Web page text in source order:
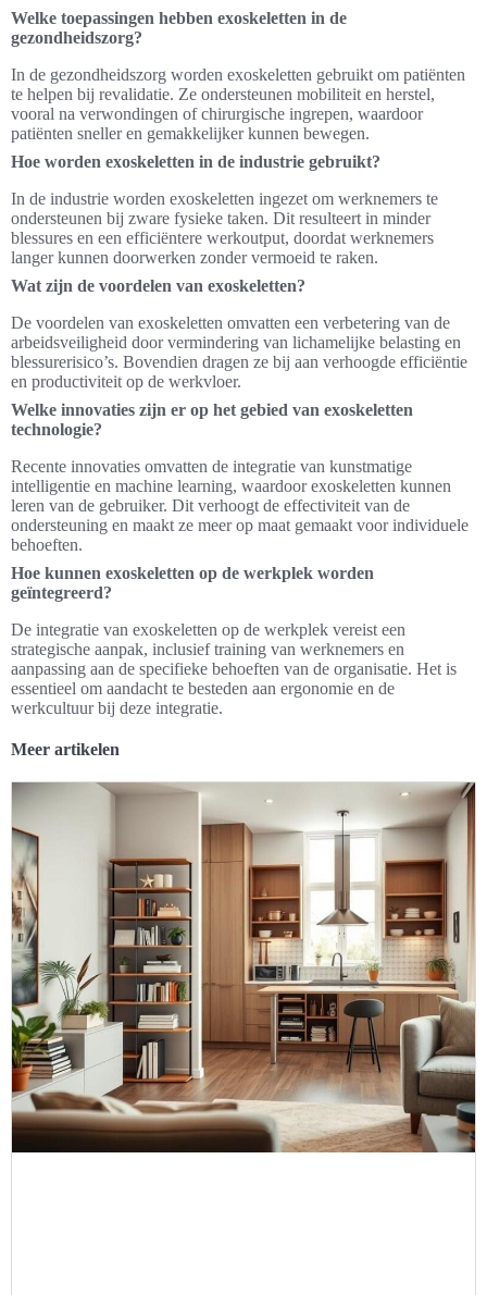
Welke toepassingen hebben exoskeletten in de
gezondheidszorg?
In de gezondheidszorg worden exoskeletten gebruikt om patiënten
te helpen bij revalidatie. Ze ondersteunen mobiliteit en herstel,
vooral na verwondingen of chirurgische ingrepen, waardoor
patiënten sneller en gemakkelijker kunnen bewegen.
Hoe worden exoskeletten in de industrie gebruikt?
In de industrie worden exoskeletten ingezet om werknemers te
ondersteunen bij zware fysieke taken. Dit resulteert in minder
blessures en een efficiëntere werkoutput, doordat werknemers
langer kunnen doorwerken zonder vermoeid te raken.
Wat zijn de voordelen van exoskeletten?
De voordelen van exoskeletten omvatten een verbetering van de
arbeidsveiligheid door vermindering van lichamelijke belasting en
blessurerisico’s. Bovendien dragen ze bij aan verhoogde efficiëntie
en productiviteit op de werkvloer.
Welke innovaties zijn er op het gebied van exoskeletten
technologie?
Recente innovaties omvatten de integratie van kunstmatige
intelligentie en machine learning, waardoor exoskeletten kunnen
leren van de gebruiker. Dit verhoogt de effectiviteit van de
ondersteuning en maakt ze meer op maat gemaakt voor individuele
behoeften.
Hoe kunnen exoskeletten op de werkplek worden
geïntegreerd?
De integratie van exoskeletten op de werkplek vereist een
strategische aanpak, inclusief training van werknemers en
aanpassing aan de specifieke behoeften van de organisatie. Het is
essentieel om aandacht te besteden aan ergonomie en de
werkcultuur bij deze integratie.
Meer artikelen